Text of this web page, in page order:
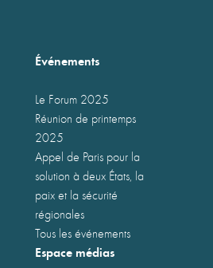
Événements
Le Forum 2025
Réunion de printemps
2025
Appel de Paris pour la
solution à deux États, la
paix et la sécurité
régionales
Tous les événements
Espace médias